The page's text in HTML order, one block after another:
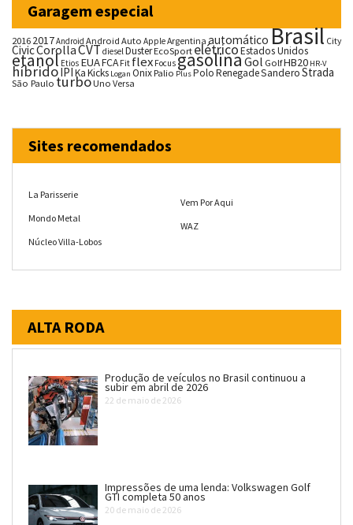
Garagem especial
20162017Android Android Auto AppleArgentina automáticoBrasil City
CivicCorollaCVTdieselDusterEcoSportelétricoEstados Unidos
etanol Etios EUAFCA Fit flex FocusgasolinaGol GolfHB20 HR-V
híbridoIPIKaKicks Logan OnixPalio PlusPoloRenegadeSanderoStrada
São Paulo turboUno Versa
Sites recomendados
La Parisserie
Mondo Metal
Núcleo Villa-Lobos
Vem Por Aqui
WAZ
ALTA RODA
Produção de veículos no Brasil continuou a
subir em abril de 2026
22 de maio de 2026
Impressões de uma lenda: Volkswagen Golf
GTI completa 50 anos
20 de maio de 2026